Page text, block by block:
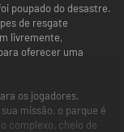
poupado do desastre.
de resgate
livremente,
oferecer uma
os jogadores.
missão, o parque é
complexo, cheio de